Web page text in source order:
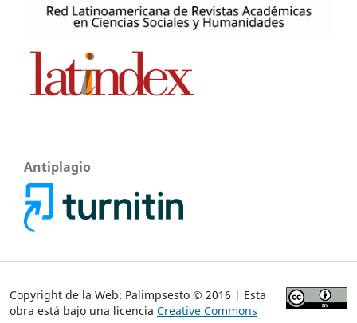
Antiplagio
Copyright de la Web: Palimpsesto © 2016 | Esta
obra está bajo una licencia Creative Commons